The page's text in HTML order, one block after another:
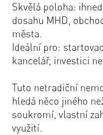
Skvělá poloha:
dosahu MHD,
města.
Ideální pro:
kancelář, investici
Tuto netradiční
hledá něco jiného
soukromí, vlastní
využití.